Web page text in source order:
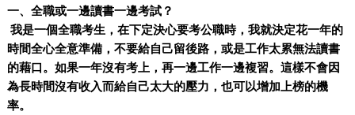
一、全職或一邊讀書一邊考試？
我是一個全職考生，在下定決心要考公職時，我就決定花一年的
時間全心全意準備，不要給自己留後路，或是工作太累無法讀書
的藉口。如果一年沒有考上，再一邊工作一邊複習。這樣不會因
為長時間沒有收入而給自己太大的壓力，也可以增加上榜的機
率。